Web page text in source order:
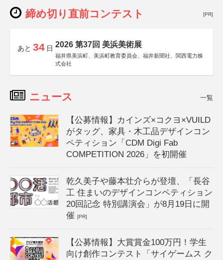
締め切り直前コンテスト [PR]
あと 34 日 2026 第37回 美浜美術展
福井県美浜町、美浜町教育委員会、福井新聞社、関西電力株
式会社
ニュース 一覧
【公募情報】カインズ×コクヨ×VUILD
がタッグ、家具・木工品デザインコン
ペティション「CDM Digi Fab
COMPETITION 2026」を初開催
乾久美子や藤本壮介らが登壇、「長谷
工 住まいのデザインコンペティション
20回記念 特別講演会」が8月19日に開
催[PR]
【公募情報】大賞賞金100万円！学生
向け創作コンテスト「サイゲームス ク